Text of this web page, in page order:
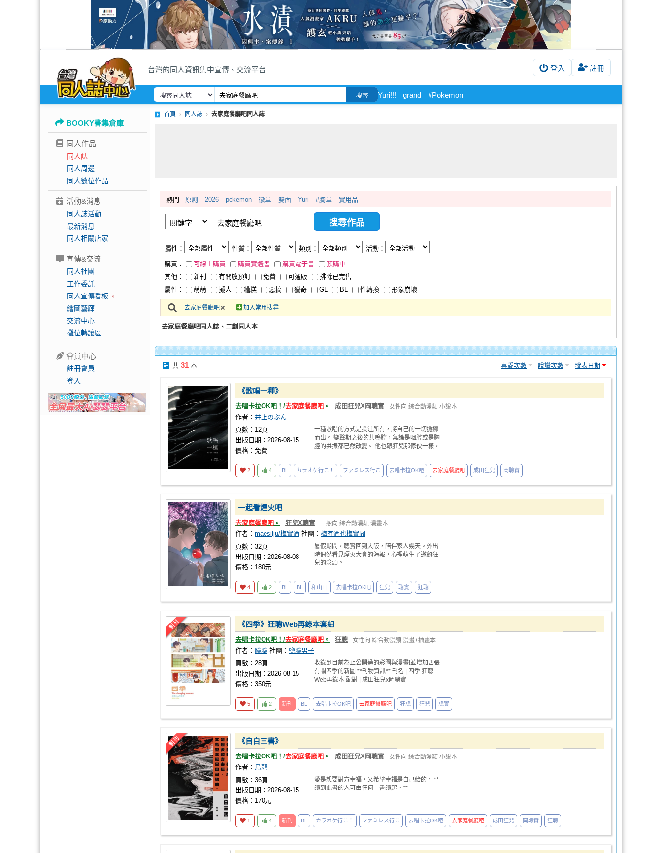
台灣的同人資訊集中宣傳、交流平台 登入 註冊
搜尋 Yuri!!! grand #Pokemon
BOOKY書集倉庫
同人作品
同人誌
同人周邊
同人數位作品
活動&消息
同人誌活動
最新消息
同人相關店家
宣傳&交流
同人社團
工作委託
同人宣傳看板 4
繪圖藝廊
交流中心
攤位轉讓區
會員中心
註冊會員
登入
首頁 同人誌 去家庭餐廳吧同人誌
熱門 原創 2026 pokemon 徽章 雙面 Yuri #胸章 實用品
屬性： 性質： 類別： 活動：
購買： 可線上購買 購買實體書 購買電子書
預購中
其他：
新刊 有開放預訂 免費 可通販
排除已完售
屬性：
萌萌 擬人 糟糕 惡搞 獵奇 GL BL 性轉換 形象崩壞
去家庭餐廳吧 加入常用搜尋
去家庭餐廳吧同人誌、二創同人本
共 31 本 喜愛次數 說讚次數 發表日期
《歌唱一種》
去唱卡拉OK吧！/去家庭餐廳吧 。 成田狂兒X岡聰實 女性向 綜合動漫類 小說本
作者： 井上のぶん
頁數：12頁
出版日期：2026-08-15
價格：免費
一種歌唱的方式是投注所有，將自己的一切拋擲
而出。 變聲期之後的共鳴腔，無論是咽腔或是胸
腔的共振都已然改變。 他也跟狂兒那傢伙一樣，
2 4 BL カラオケ行こ！ ファミレス行こ 去唱卡拉OK吧 去家庭餐廳吧 成田狂兒 岡聰實
一起看煙火吧
去家庭餐廳吧 。 狂兒X聰實 一般向 綜合動漫類 漫畫本
作者： maesilju/梅實酒 社團： 梅有酒也梅實間
頁數：32頁
出版日期：2026-08-08
價格：180元
暑假期間，聰實回到大阪，陪伴家人幾天。外出
時偶然看見煙火大會的海報，心裡萌生了邀約狂
兒的念頭。
4 2 BL BL 和山山 去唱卡拉OK吧 狂兒 聰實 狂聰
《四季》狂聰Web再錄本套組
去唱卡拉OK吧！/去家庭餐廳吧 。 狂聰 女性向 綜合動漫類 漫畫+插畫本
作者： 臉臉 社團： 鹽臉男子
頁數：28頁
出版日期：2026-08-15
價格：350元
收錄到目前為止公開過的彩圖與漫畫!並增加四張
有關四季的新圖 **刊物資訊** 刊名 | 四季 狂聰
Web再錄本 配對 | 成田狂兒x岡聰實
5 2 新刊 BL 去唱卡拉OK吧 去家庭餐廳吧 狂聰 狂兒 聰實
《自白三書》
去唱卡拉OK吧！/去家庭餐廳吧 。 成田狂兒X岡聰實 女性向 綜合動漫類 小說本
作者： 烏龍
頁數：36頁
出版日期：2026-08-15
價格：170元
愛是想要對方幸福，又希望幸福是自己給的。 **
讀到此書的人可由任何一書讀起。**
1 4 新刊 BL カラオケ行こ！ ファミレス行こ 去唱卡拉OK吧 去家庭餐廳吧 成田狂兒 岡聰實 狂聰